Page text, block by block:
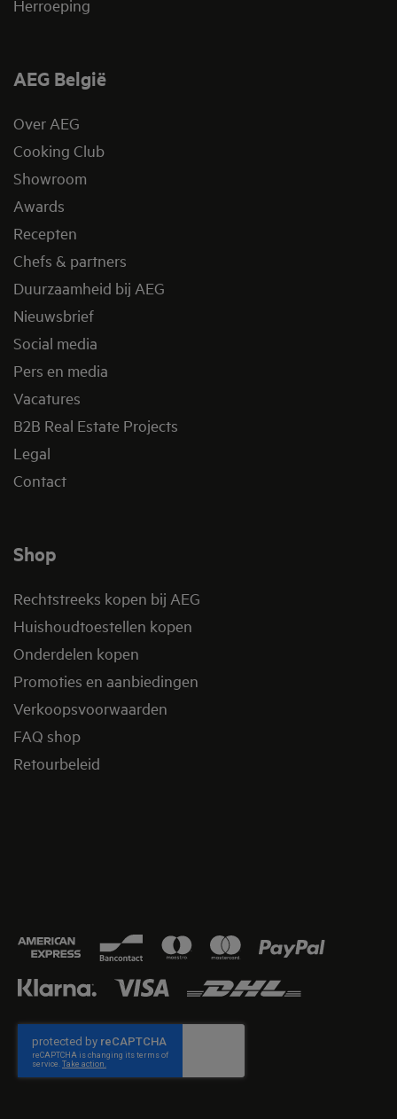
Herroeping
AEG België
Over AEG
Cooking Club
Showroom
Awards
Recepten
Chefs & partners
Duurzaamheid bij AEG
Nieuwsbrief
Social media
Pers en media
Vacatures
B2B Real Estate Projects
Legal
Contact
Shop
Rechtstreeks kopen bij AEG
Huishoudtoestellen kopen
Onderdelen kopen
Promoties en aanbiedingen
Verkoopsvoorwaarden
FAQ shop
Retourbeleid​